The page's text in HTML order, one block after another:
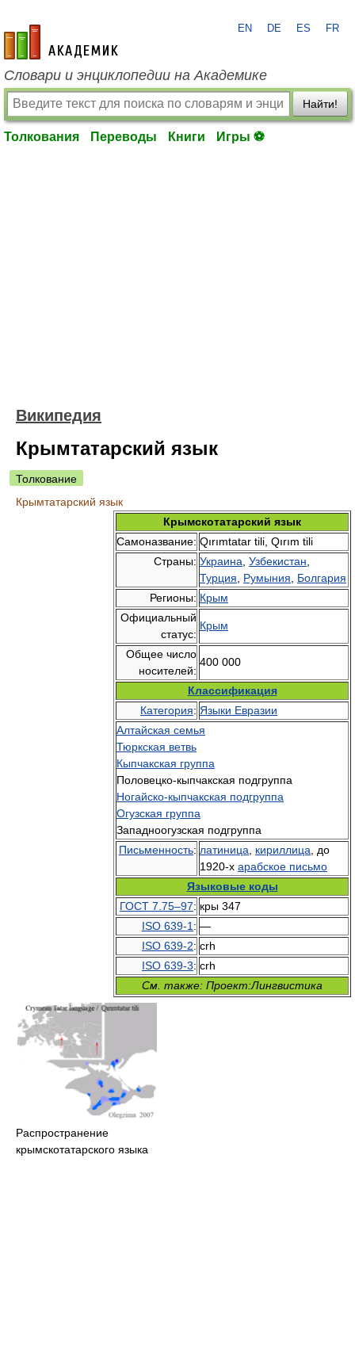
academic.ru
EN DE ES FR
Словари и энциклопедии на Академике
Найти!
Толкования Переводы Книги Игры ⚽
Википедия
Крымтатарский язык
Толкование
Крымтатарский язык
Крымскотатарский язык
Самоназвание: Qırımtatar tili, Qırım tili
Страны: Украина Узбекистан
Турция
Румыния
Болгария
Регионы: Крым
Официальный
статус:
Крым
Общее число
носителей:
400 000
Классификация
Категория: Языки Евразии
Алтайская семья
Тюркская ветвь
Кыпчакская группа
Половецко-кыпчакская подгруппа
Ногайско-кыпчакская подгруппа
Огузская группа
Западноогузская подгруппа
Письменность: латиница кириллица , до
1920-х арабское письмо
Языковые коды
ГОСТ 7.75–97: кры 347
ISO 639-1 : —
ISO 639-2: crh
ISO 639-3: crh
См. также: Проект:Лингвистика
Распространение
крымскотатарского языка